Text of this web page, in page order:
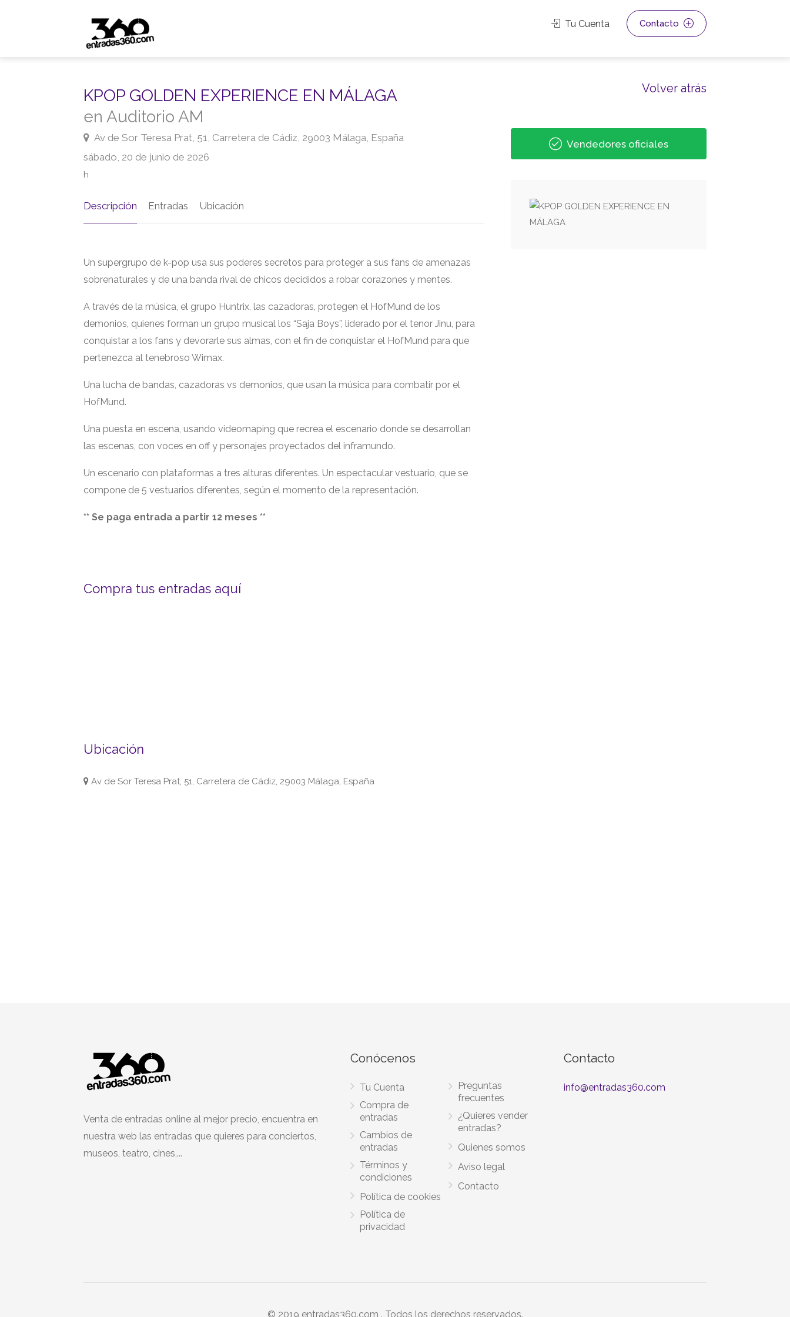
Tu Cuenta Contacto
Volver atrás
KPOP GOLDEN EXPERIENCE EN MÁLAGA
en Auditorio AM
Av de Sor Teresa Prat, 51, Carretera de Cádiz, 29003 Málaga, España
sábado, 20 de junio de 2026
h
Descripción Entradas Ubicación
Un supergrupo de k-pop usa sus poderes secretos para proteger a sus fans de amenazas
sobrenaturales y de una banda rival de chicos decididos a robar corazones y mentes.
A través de la música, el grupo Huntrix, las cazadoras, protegen el HofMund de los
demonios, quienes forman un grupo musical los “Saja Boys”, liderado por el tenor Jinu, para
conquistar a los fans y devorarle sus almas, con el fin de conquistar el HofMund para que
pertenezca al tenebroso Wimax.
Una lucha de bandas, cazadoras vs demonios, que usan la música para combatir por el
HofMund.
Una puesta en escena, usando videomaping que recrea el escenario donde se desarrollan
las escenas, con voces en off y personajes proyectados del inframundo.
Un escenario con plataformas a tres alturas diferentes. Un espectacular vestuario, que se
compone de 5 vestuarios diferentes, según el momento de la representación.
** Se paga entrada a partir 12 meses **
Compra tus entradas aquí
Ubicación
Av de Sor Teresa Prat, 51, Carretera de Cádiz, 29003 Málaga, España
Vendedores oficiales
Venta de entradas online al mejor precio, encuentra en
nuestra web las entradas que quieres para conciertos,
museos, teatro, cines,...
Conócenos
Tu Cuenta
Compra de
entradas
Cambios de
entradas
Términos y
condiciones
Política de cookies
Política de
privacidad
Preguntas
frecuentes
¿Quieres vender
entradas?
Quienes somos
Aviso legal
Contacto
Contacto
info@entradas360.com
© 2019 entradas360.com . Todos los derechos reservados.